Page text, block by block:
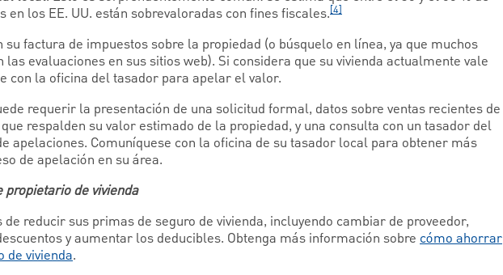
en los EE. UU. están sobrevaloradas con fines fiscales.[4]
factura de impuestos sobre la propiedad (o búsquelo en línea, ya que muchos
evaluaciones en sus sitios web). Si considera que su vivienda actualmente vale
con la oficina del tasador para apelar el valor.
requerir la presentación de una solicitud formal, datos sobre ventas recientes de
respalden su valor estimado de la propiedad, y una consulta con un tasador del
apelaciones. Comuníquese con la oficina de su tasador local para obtener más
de apelación en su área.
propietario de vivienda
reducir sus primas de seguro de vivienda, incluyendo cambiar de proveedor,
y aumentar los deducibles. Obtenga más información sobre cómo ahorrar
de vivienda.